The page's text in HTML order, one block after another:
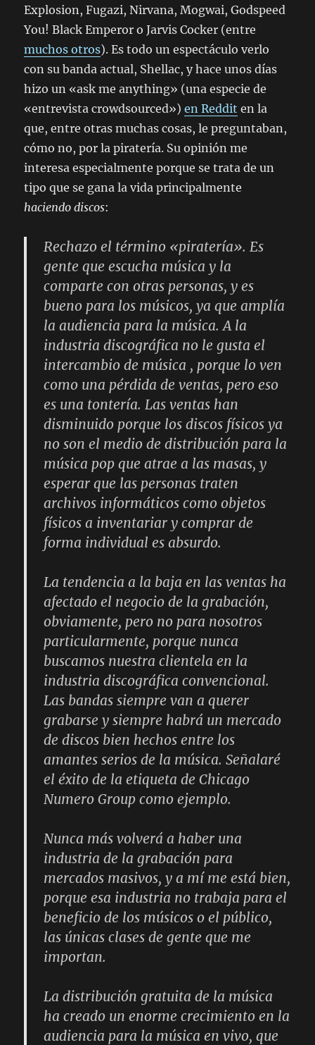
Explosion, Fugazi, Nirvana, Mogwai, Godspeed
You! Black Emperor o Jarvis Cocker (entre
muchos otros). Es todo un espectáculo verlo
con su banda actual, Shellac, y hace unos días
hizo un «ask me anything» (una especie de
«entrevista crowdsourced»)en Reddit en la
que, entre otras muchas cosas, le preguntaban,
cómo no, por la piratería. Su opinión me
interesa especialmente porque se trata de un
tipo que se gana la vida principalmente
haciendo discos:
Rechazo el término «piratería». Es
gente que escucha música y la
comparte con otras personas, y es
bueno para los músicos, ya que amplía
la audiencia para la música. A la
industria discográfica no le gusta el
intercambio de música , porque lo ven
como una pérdida de ventas, pero eso
es una tontería. Las ventas han
disminuido porque los discos físicos ya
no son el medio de distribución para la
música pop que atrae a las masas, y
esperar que las personas traten
archivos informáticos como objetos
físicos a inventariar y comprar de
forma individual es absurdo.
La tendencia a la baja en las ventas ha
afectado el negocio de la grabación,
obviamente, pero no para nosotros
particularmente, porque nunca
buscamos nuestra clientela en la
industria discográfica convencional.
Las bandas siempre van a querer
grabarse y siempre habrá un mercado
de discos bien hechos entre los
amantes serios de la música. Señalaré
el éxito de la etiqueta de Chicago
Numero Group como ejemplo.
Nunca más volverá a haber una
industria de la grabación para
mercados masivos, y a mí me está bien,
porque esa industria no trabaja para el
beneficio de los músicos o el público,
las únicas clases de gente que me
importan.
La distribución gratuita de la música
ha creado un enorme crecimiento en la
audiencia para la música en vivo, que